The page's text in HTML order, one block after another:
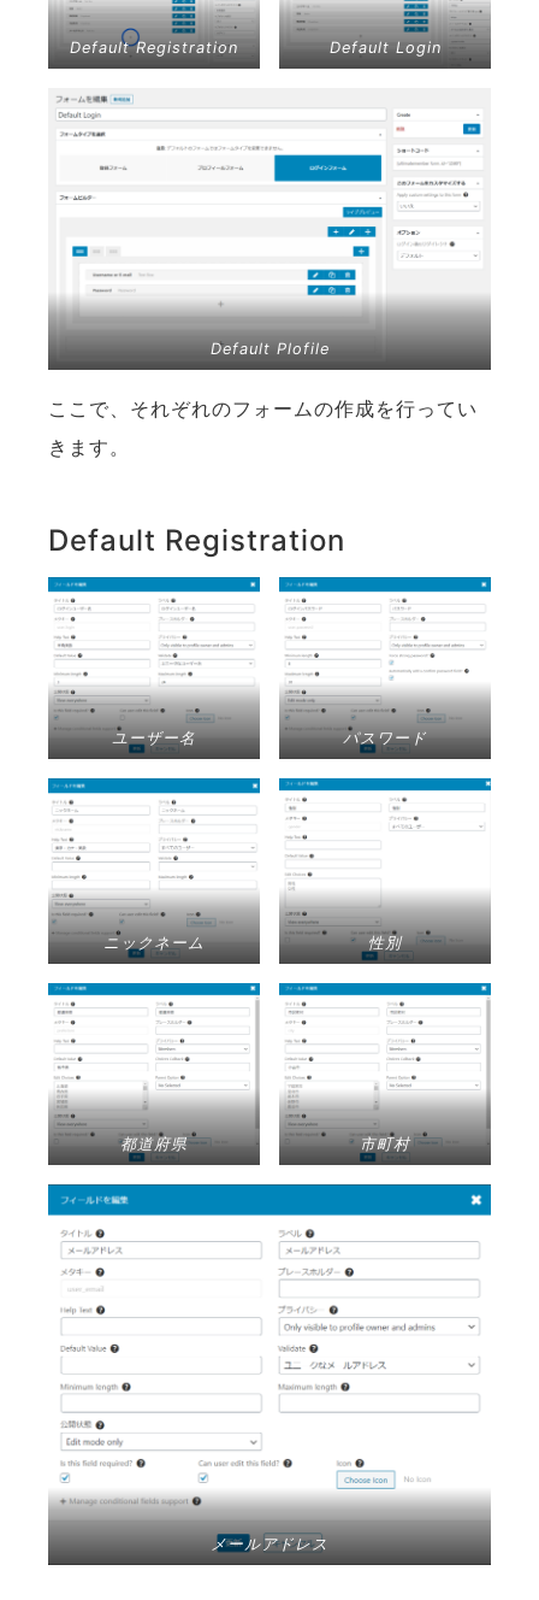
Default Registration Default Login
Default Plofile
ここで、それぞれのフォームの作成を行ってい
きます。
Default Registration
ユーザー名 パスワード
ニックネーム 性別
都道府県 市町村
メールアドレス